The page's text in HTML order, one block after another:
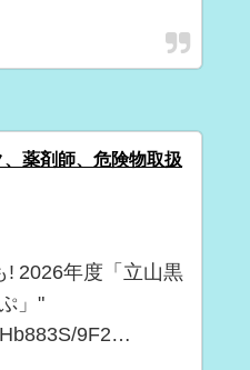
薬剤師、危険物取扱
! 2026年度「立山黒
」"
9F2…